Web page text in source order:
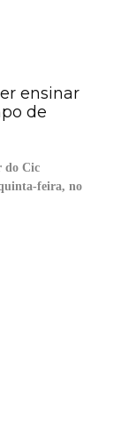
ensinar
de
do Cic
feira, no